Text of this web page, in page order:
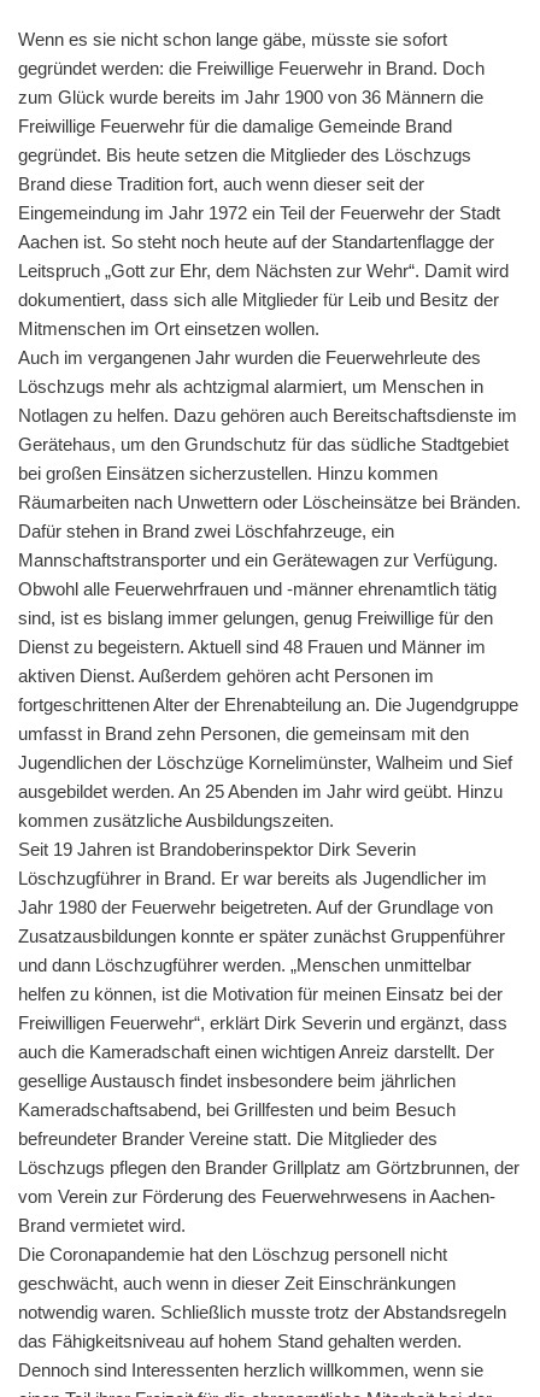
Wenn es sie nicht schon lange gäbe, müsste sie sofort
gegründet werden: die Freiwillige Feuerwehr in Brand. Doch
zum Glück wurde bereits im Jahr 1900 von 36 Männern die
Freiwillige Feuerwehr für die damalige Gemeinde Brand
gegründet. Bis heute setzen die Mitglieder des Löschzugs
Brand diese Tradition fort, auch wenn dieser seit der
Eingemeindung im Jahr 1972 ein Teil der Feuerwehr der Stadt
Aachen ist. So steht noch heute auf der Standartenflagge der
Leitspruch „Gott zur Ehr, dem Nächsten zur Wehr“. Damit wird
dokumentiert, dass sich alle Mitglieder für Leib und Besitz der
Mitmenschen im Ort einsetzen wollen.
Auch im vergangenen Jahr wurden die Feuerwehrleute des
Löschzugs mehr als achtzigmal alarmiert, um Menschen in
Notlagen zu helfen. Dazu gehören auch Bereitschaftsdienste im
Gerätehaus, um den Grundschutz für das südliche Stadtgebiet
bei großen Einsätzen sicherzustellen. Hinzu kommen
Räumarbeiten nach Unwettern oder Löscheinsätze bei Bränden.
Dafür stehen in Brand zwei Löschfahrzeuge, ein
Mannschaftstransporter und ein Gerätewagen zur Verfügung.
Obwohl alle Feuerwehrfrauen und -männer ehrenamtlich tätig
sind, ist es bislang immer gelungen, genug Freiwillige für den
Dienst zu begeistern. Aktuell sind 48 Frauen und Männer im
aktiven Dienst. Außerdem gehören acht Personen im
fortgeschrittenen Alter der Ehrenabteilung an. Die Jugendgruppe
umfasst in Brand zehn Personen, die gemeinsam mit den
Jugendlichen der Löschzüge Kornelimünster, Walheim und Sief
ausgebildet werden. An 25 Abenden im Jahr wird geübt. Hinzu
kommen zusätzliche Ausbildungszeiten.
Seit 19 Jahren ist Brandoberinspektor Dirk Severin
Löschzugführer in Brand. Er war bereits als Jugendlicher im
Jahr 1980 der Feuerwehr beigetreten. Auf der Grundlage von
Zusatzausbildungen konnte er später zunächst Gruppenführer
und dann Löschzugführer werden. „Menschen unmittelbar
helfen zu können, ist die Motivation für meinen Einsatz bei der
Freiwilligen Feuerwehr“, erklärt Dirk Severin und ergänzt, dass
auch die Kameradschaft einen wichtigen Anreiz darstellt. Der
gesellige Austausch findet insbesondere beim jährlichen
Kameradschaftsabend, bei Grillfesten und beim Besuch
befreundeter Brander Vereine statt. Die Mitglieder des
Löschzugs pflegen den Brander Grillplatz am Görtzbrunnen, der
vom Verein zur Förderung des Feuerwehrwesens in Aachen-
Brand vermietet wird.
Die Coronapandemie hat den Löschzug personell nicht
geschwächt, auch wenn in dieser Zeit Einschränkungen
notwendig waren. Schließlich musste trotz der Abstandsregeln
das Fähigkeitsniveau auf hohem Stand gehalten werden.
Dennoch sind Interessenten herzlich willkommen, wenn sie